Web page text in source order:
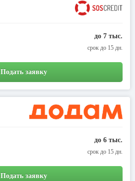
до 7 тыс.
срок до 15 дн.
Подать заявку
до 6 тыс.
срок до 15 дн.
Подать заявку